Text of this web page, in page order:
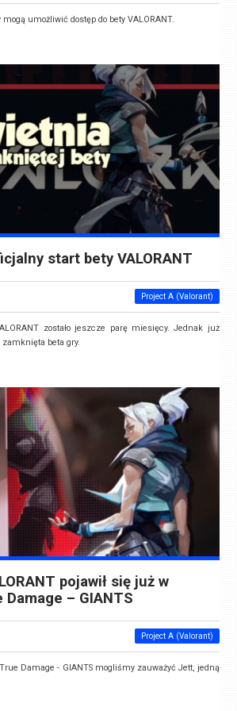
umożliwić dostęp do bety VALORANT.
start bety VALORANT
Project A (Valorant)
zostało jeszcze parę miesięcy. Jednak już
zamknięta beta gry.
pojawił się już w
– GIANTS
Project A (Valorant)
Damage - GIANTS mogliśmy zauważyć Jett, jedną